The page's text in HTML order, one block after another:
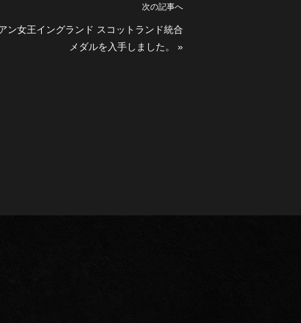
次の記事へ
ン女王イングランド スコットランド統合
メダルを入手しました。
»